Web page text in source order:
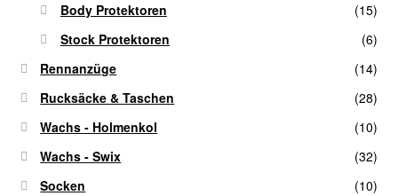
Body Protektoren
(15)
Stock Protektoren
(6)
Rennanzüge
(14)
Rucksäcke & Taschen
(28)
Wachs - Holmenkol
(10)
Wachs - Swix
(32)
Socken
(10)